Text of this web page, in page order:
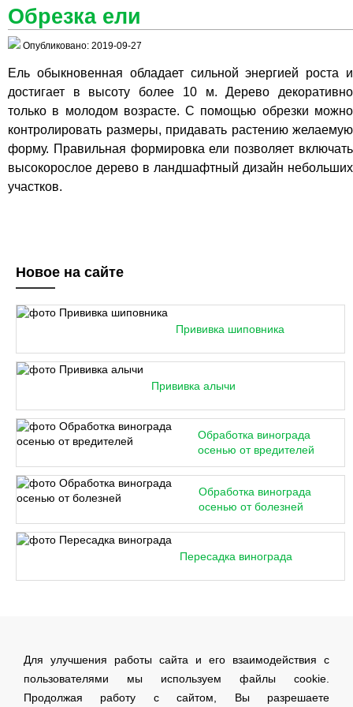
Обрезка ели
Опубликовано: 2019-09-27
Ель обыкновенная обладает сильной энергией роста и
достигает в высоту более 10 м. Дерево декоративно
только в молодом возрасте. С помощью обрезки можно
контролировать размеры, придавать растению желаемую
форму. Правильная формировка ели позволяет включать
высокорослое дерево в ландшафтный дизайн небольших
участков.
Новое на сайте
Прививка шиповника
Прививка алычи
Обработка винограда
осенью от вредителей
Обработка винограда
осенью от болезней
Пересадка винограда
Для улучшения работы сайта и его взаимодействия с
пользователями мы используем файлы cookie.
Продолжая работу с сайтом, Вы разрешаете